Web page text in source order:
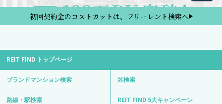
初回契約金のコストカットは、フリーレント検索へ
REIT FIND トップページ
ブランドマンション検索 区検索
路線・駅検索 REIT FIND 5大キャンペーン